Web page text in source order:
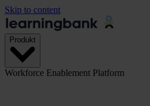
Skip to content
Produkt
Workforce Enablement Platform